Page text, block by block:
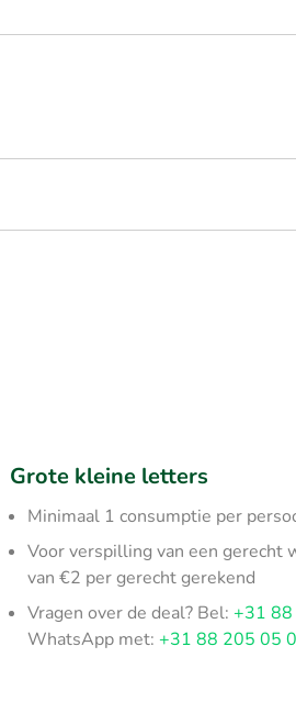
Grote kleine letters
Minimaal 1 consumptie per
Voor verspilling van een gerecht
van €2 per gerecht gerekend
Vragen over de deal? Bel:+31
WhatsApp met:+31 88 205 05